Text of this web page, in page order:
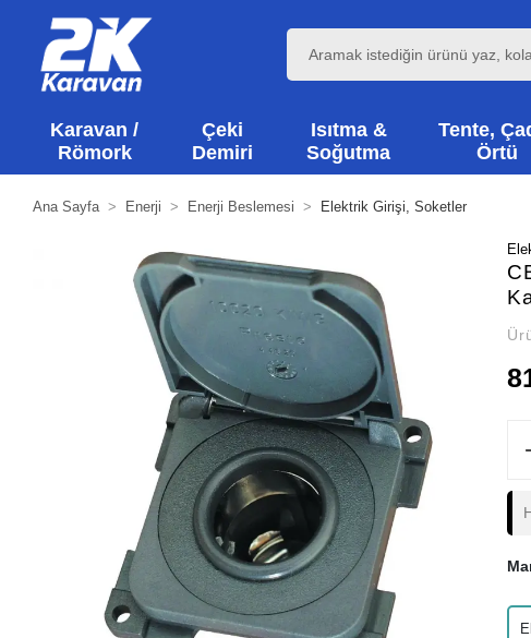
Karavan /
Römork
Çeki
Demiri
Isıtma &
Soğutma
Tente,
Örtü
Ana Sayfa Enerji Enerji Beslemesi Elektrik Girişi, Soketler